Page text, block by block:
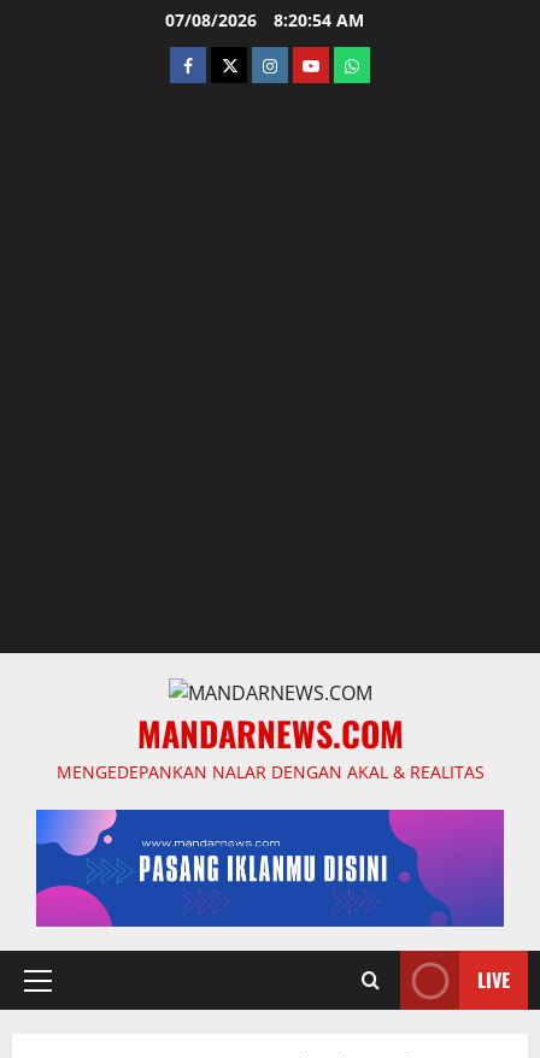
07/08/2026 8:20:55 AM
facebooktwitterinstagram.com
youtubewhatsapp
MANDARNEWS.COM
MENGEDEPANKAN NALAR DENGAN AKAL & REALITAS
Primary
LIVE